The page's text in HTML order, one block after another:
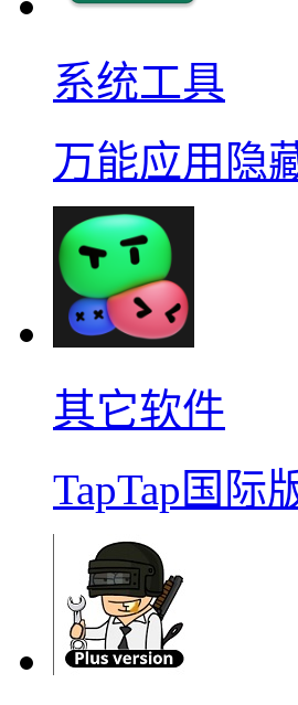
系统工具
万能应用隐
其它软件
TapTap国际